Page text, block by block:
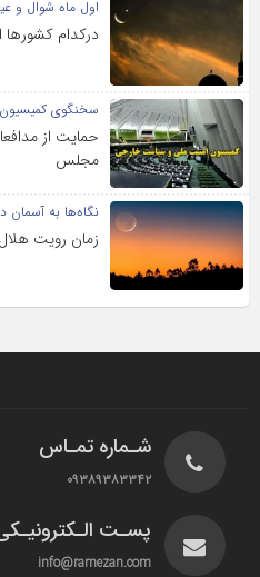
اول ماه شوال و
درکدام
سخنگوی
حمایت از
مجلس
نگاه‌ها به
زمان رویت
شـماره تمـاس
۰۹۳۸۹۳۸۳۳۴۲
پسـت
info@ramezan.com